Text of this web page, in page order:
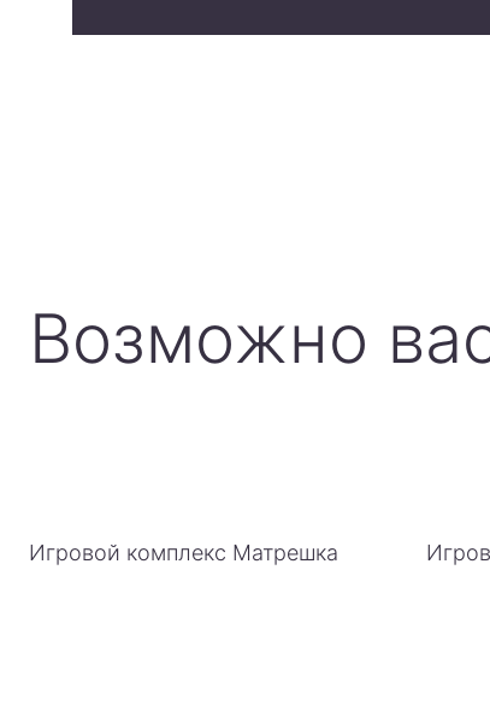
Возможно
Игровой комплекс Матрешка